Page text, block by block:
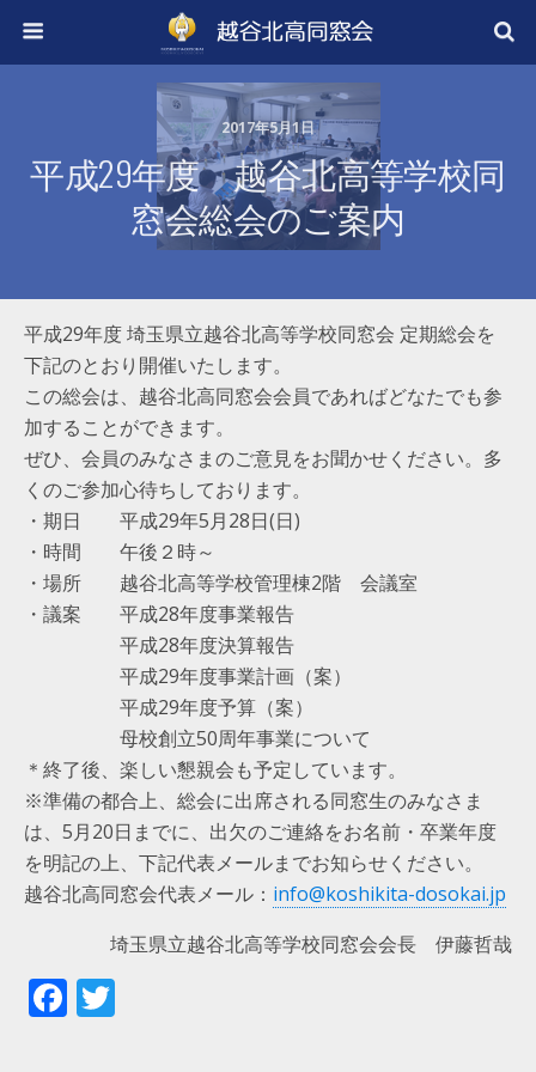
2017年5月1日
平成29年度 越谷北高等学校同
窓会総会のご案内
平成29年度 埼玉県立越谷北高等学校同窓会 定期総会を
下記のとおり開催いたします。
この総会は、越谷北高同窓会会員であればどなたでも参
加することができます。
ぜひ、会員のみなさまのご意見をお聞かせください。多
くのご参加心待ちしております。
・期日 平成29年5月28日(日)
・時間 午後２時～
・場所 越谷北高等学校管理棟2階 会議室
・議案 平成28年度事業報告
平成28年度決算報告
平成29年度事業計画（案）
平成29年度予算（案）
母校創立50周年事業について
＊終了後、楽しい懇親会も予定しています。
※準備の都合上、総会に出席される同窓生のみなさま
は、5月20日までに、出欠のご連絡をお名前・卒業年度
を明記の上、下記代表メールまでお知らせください。
越谷北高同窓会代表メール： info@koshikita-dosokai.jp
埼玉県立越谷北高等学校同窓会会長 伊藤哲哉
F